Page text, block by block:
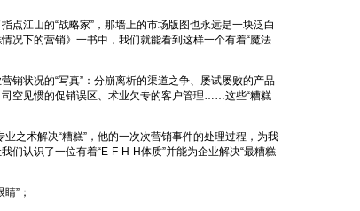
江山的“战略家”，那墙上的市场版图也永远是一块泛白
况下的营销》一书中，我们就能看到这样一个有着“魔法
状况的“写真”：分崩离析的渠道之争、屡试屡败的产品
空见惯的促销误区、术业欠专的客户管理……这些“糟糕
之术解决“糟糕”，他的一次次营销事件的处理过程，为我
们认识了一位有着“E-F-H-H体质”并能为企业解决“最糟糕
”；